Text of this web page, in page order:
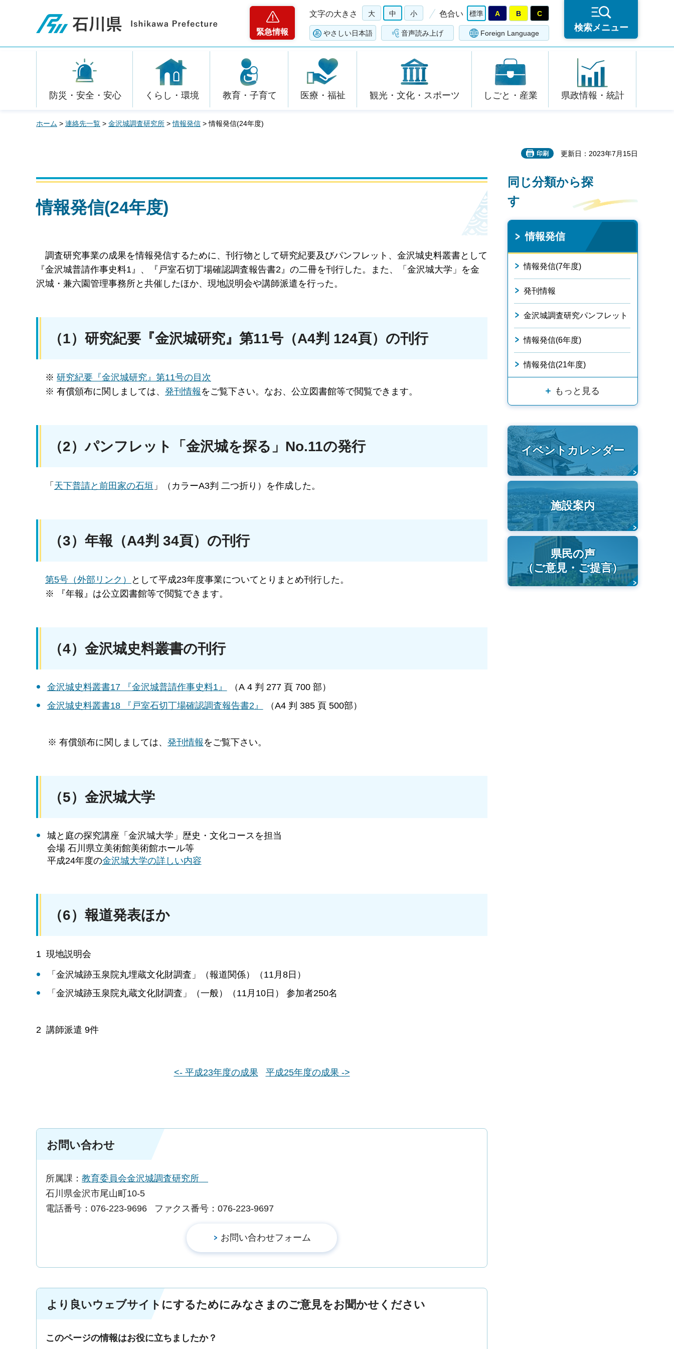
石川県
緊急情報
文字の大きさ 大 中 小 色合い 標準 A B C
やさしい日本語 音声読み上げ Foreign Language
検索メニュー
防災・安全・安心 くらし・環境 教育・子育て 医療・福祉 観光・文化・スポーツ しごと・産業 県政情報・統計
ホーム > 連絡先一覧 > 金沢城調査研究所 >情報発信 > 情報発信(24年度)
印刷 更新日：2023年7月15日
情報発信(24年度)
調査研究事業の成果を情報発信するために、刊行物として研究紀要及びパンフレット、金沢城史料叢書として
『金沢城普請作事史料1』、『戸室石切丁場確認調査報告書2』の二冊を刊行した。また、「金沢城大学」を金
沢城・兼六園管理事務所と共催したほか、現地説明会や講師派遣を行った。
（1）研究紀要『金沢城研究』第11号（A4判 124頁）の刊行
※ 研究紀要『金沢城研究』第11号の目次
※ 有償頒布に関しましては、 発刊情報 をご覧下さい。なお、公立図書館等で閲覧できます。
（2）パンフレット「金沢城を探る」No.11の発行
「 天下普請と前田家の石垣 」（カラーA3判 二つ折り）を作成した。
（3）年報（A4判 34頁）の刊行
第5号（外部リンク）
として平成23年度事業についてとりまとめ刊行した。
※ 『年報』は公立図書館等で閲覧できます。
（4）金沢城史料叢書の刊行
金沢城史料叢書17 『金沢城普請作事史料1』
（A 4 判 277 頁 700 部）
金沢城史料叢書18 『戸室石切丁場確認調査報告書2』
（A4 判 385 頁 500部）
※ 有償頒布に関しましては、 発刊情報 をご覧下さい。
（5）金沢城大学
城と庭の探究講座「金沢城大学」歴史・文化コースを担当
会場 石川県立美術館美術館ホール等
平成24年度の金沢城大学の詳しい内容
（6）報道発表ほか
1 現地説明会
「金沢城跡玉泉院丸埋蔵文化財調査」（報道関係）（11月8日）
「金沢城跡玉泉院丸蔵文化財調査」（一般）（11月10日） 参加者250名
2 講師派遣 9件
<- 平成23年度の成果 平成25年度の成果 ->
お問い合わせ
所属課： 教育委員会金沢城調査研究所
石川県金沢市尾山町10-5
電話番号：076-223-9696
ファクス番号：076-223-9697
より良いウェブサイトにするためにみなさまのご意見をお聞かせください
このページの情報はお役に立ちましたか？
同じ分類から探
す
情報発信
情報発信(7年度)
発刊情報
金沢城調査研究パンフレット
情報発信(6年度)
情報発信(21年度)
もっと見る
イベントカレンダー
施設案内
県民の声
（ご意見・ご提言）